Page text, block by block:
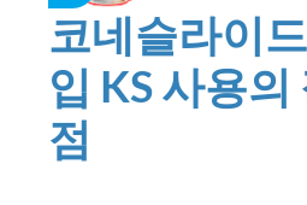
코네슬라이드
입 KS 사용의
점